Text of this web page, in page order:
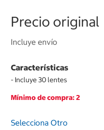
Precio original
Incluye envío
Características
- Incluye 30 lentes
Mínimo de compra: 2
Selecciona Otro